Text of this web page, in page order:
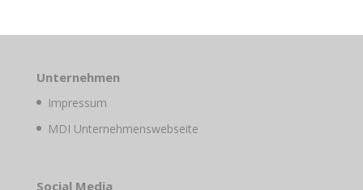
Unternehmen
Impressum
MDI Unternehmenswebseite
Social Media